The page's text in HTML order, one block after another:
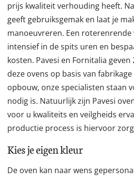
prijs kwaliteit verhouding heeft.
geeft gebruiksgemak en laat je
manoeuvreren. Een
intensief in de spits uren en
kosten. Pavesi en Fornitalia
deze ovens op basis van
opbouw, onze specialisten staan
nodig is. Natuurlijk zijn Pavesi
voor u kwaliteits en veilgheids
productie process is hiervoor
Kies je eigen kleur
De oven kan naar wens